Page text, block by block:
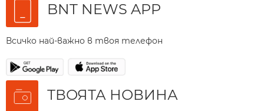
BNT NEWS APP
Всичко най-важно в твоя телефон
ТВОЯТА НОВИНА